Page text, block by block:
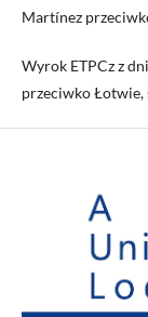
Martínez
Wyrok ETPCz z
przeciwko Łotwie,